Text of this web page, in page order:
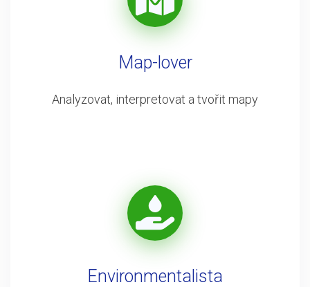
Map-lover
Analyzovat, interpretovat a tvořit mapy
Environmentalista